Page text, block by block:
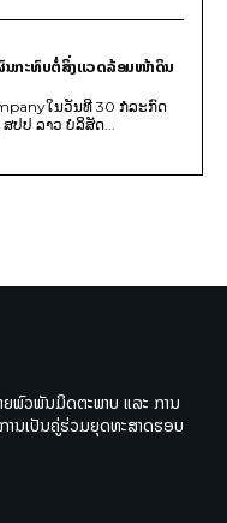
ກະທົບຕໍ່ສິ່ງແວດລ້ອມໜ້າດິນ
ໃນວັນທີ 30 ກໍລະກົດ
ປປ ລາວ ບໍລິສັດ...
ຍພົວພັນມິດຕະພາບ ແລະ ການ
ນເປັນຄູ່ຮ່ວມຍຸດທະສາດຮອບ